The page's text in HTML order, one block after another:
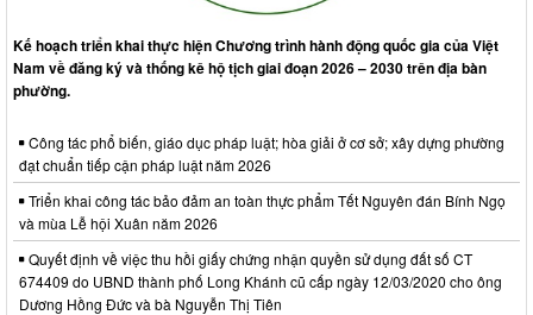
Kế hoạch triển khai thực hiện Chương trình hành động quốc gia của Việt
Nam về đăng ký và thống kê hộ tịch giai đoạn 2026 – 2030 trên địa bàn
phường.
Công tác phổ biến, giáo dục pháp luật; hòa giải ở cơ sở; xây dựng phường
đạt chuẩn tiếp cận pháp luật năm 2026
Triển khai công tác bảo đảm an toàn thực phẩm Tết Nguyên đán Bính Ngọ
và mùa Lễ hội Xuân năm 2026
Quyết định về việc thu hồi giấy chứng nhận quyền sử dụng đất số CT
674409 do UBND thành phố Long Khánh cũ cấp ngày 12/03/2020 cho ông
Dương Hồng Đức và bà Nguyễn Thị Tiên